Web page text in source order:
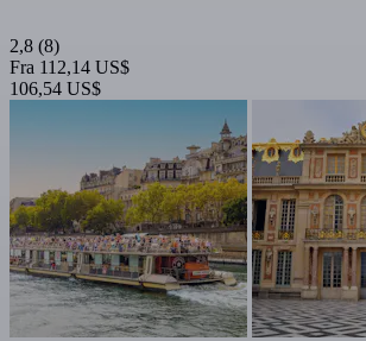
2,8 (8)
Fra 112,14 US$
106,54 US$